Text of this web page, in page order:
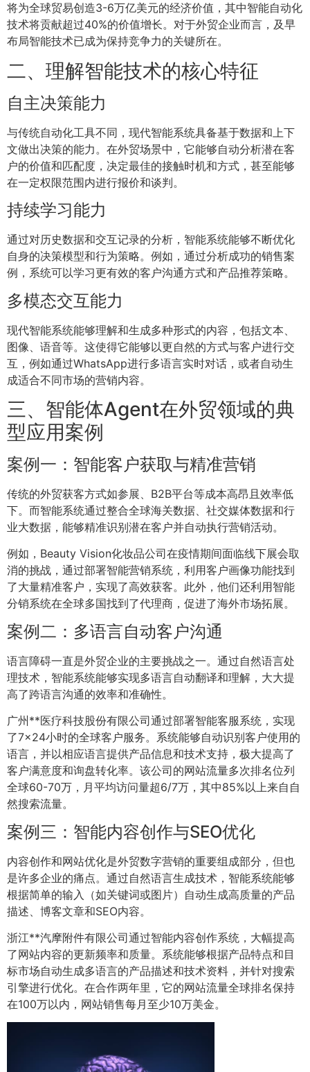
将为全球贸易创造3-6万亿美元的经济价值，其中智能自动化
技术将贡献超过40%的价值增长。对于外贸企业而言，及早
布局智能技术已成为保持竞争力的关键所在。
二、理解智能技术的核心特征
自主决策能力
与传统自动化工具不同，现代智能系统具备基于数据和上下
文做出决策的能力。在外贸场景中，它能够自动分析潜在客
户的价值和匹配度，决定最佳的接触时机和方式，甚至能够
在一定权限范围内进行报价和谈判。
持续学习能力
通过对历史数据和交互记录的分析，智能系统能够不断优化
自身的决策模型和行为策略。例如，通过分析成功的销售案
例，系统可以学习更有效的客户沟通方式和产品推荐策略。
多模态交互能力
现代智能系统能够理解和生成多种形式的内容，包括文本、
图像、语音等。这使得它能够以更自然的方式与客户进行交
互，例如通过WhatsApp进行多语言实时对话，或者自动生
成适合不同市场的营销内容。
三、智能体Agent在外贸领域的典
型应用案例
案例一：智能客户获取与精准营销
传统的外贸获客方式如参展、B2B平台等成本高昂且效率低
下。而智能系统通过整合全球海关数据、社交媒体数据和行
业大数据，能够精准识别潜在客户并自动执行营销活动。
例如，Beauty Vision化妆品公司在疫情期间面临线下展会取
消的挑战，通过部署智能营销系统，利用客户画像功能找到
了大量精准客户，实现了高效获客。此外，他们还利用智能
分销系统在全球多国找到了代理商，促进了海外市场拓展。
案例二：多语言自动客户沟通
语言障碍一直是外贸企业的主要挑战之一。通过自然语言处
理技术，智能系统能够实现多语言自动翻译和理解，大大提
高了跨语言沟通的效率和准确性。
广州**医疗科技股份有限公司通过部署智能客服系统，实现
了7×24小时的全球客户服务。系统能够自动识别客户使用的
语言，并以相应语言提供产品信息和技术支持，极大提高了
客户满意度和询盘转化率。该公司的网站流量多次排名位列
全球60-70万，月平均访问量超6/7万，其中85%以上来自自
然搜索流量。
案例三：智能内容创作与SEO优化
内容创作和网站优化是外贸数字营销的重要组成部分，但也
是许多企业的痛点。通过自然语言生成技术，智能系统能够
根据简单的输入（如关键词或图片）自动生成高质量的产品
描述、博客文章和SEO内容。
浙江**汽摩附件有限公司通过智能内容创作系统，大幅提高
了网站内容的更新频率和质量。系统能够根据产品特点和目
标市场自动生成多语言的产品描述和技术资料，并针对搜索
引擎进行优化。在合作两年里，它的网站流量全球排名保持
在100万以内，网站销售每月至少10万美金。